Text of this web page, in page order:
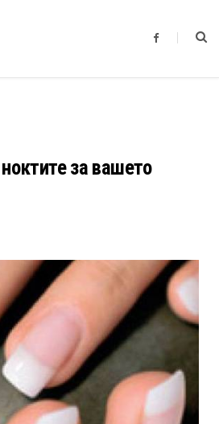
F
b
за вашето